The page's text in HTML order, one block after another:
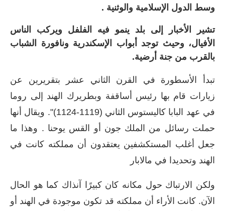
وسط الدول الإسلامية والوثنية .
تشير الأخبار إلى بلد ينمو فيه الفلفل ويركب الناس
الأفيال، وحيث توجد أبواب الإسكندرية ونافورة الشباب
بالقرب من جنة أرضية.
تبدأ الأسطورة في القرن الثاني عشر بتقريرين عن
زيارات قام بها رئيس أساقفة وبطريرك الهند إلى روما
في عهد البابا كاليستوس الثاني (1119-1124)". ويقال أنها
حملت رسائل من الملك جون أو القس يوحنا . وهذا ما
جعل أغلب المستكشفين يعتقدون أن مملكته كانت في
الهند وتحديدا في مالابار
ولكن الارتباك حول مكانه كان كبيرًا آنذاك كما هو الحال
الآن.كانت الأراء أن مملكته قد تكون موجودة في الهند أو